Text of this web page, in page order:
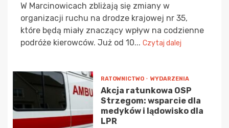
W Marcinowicach zbliżają się zmiany w
organizacji ruchu na drodze krajowej nr 35,
które będą miały znaczący wpływ na codzienne
podróże kierowców. Już od 10... Czytaj dalej
RATOWNICTWO WYDARZENIA
Akcja ratunkowa OSP
Strzegom: wsparcie dla
medyków i lądowisko dla
LPR